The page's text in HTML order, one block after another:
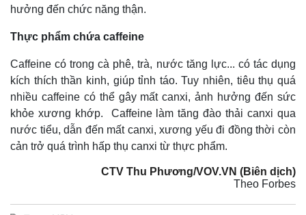
hưởng đến chức năng thận.
Thực phẩm chứa caffeine
Caffeine có trong cà phê, trà, nước tăng lực... có tác dụng
kích thích thần kinh, giúp tỉnh táo. Tuy nhiên, tiêu thụ quá
nhiều caffeine có thể gây mất canxi, ảnh hưởng đến sức
khỏe xương khớp. Caffeine làm tăng đào thải canxi qua
nước tiểu, dẫn đến mất canxi, xương yếu đi đồng thời còn
cản trở quá trình hấp thụ canxi từ thực phẩm.
CTV Thu Phương/VOV.VN (Biên dịch)
Theo Forbes